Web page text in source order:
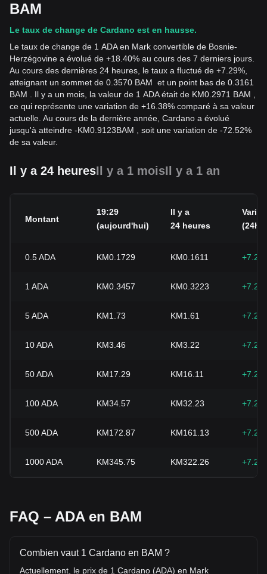
BAM
Le taux de change de Cardano est en hausse.
Le taux de change de 1 ADA en Mark convertible de Bosnie-
Herzégovine a évolué de +18.40% au cours des 7 derniers jours.
Au cours des dernières 24 heures, le taux a fluctué de +7.29%,
atteignant un sommet de 0.3570 BAM et un point bas de 0.3161
BAM . Il y a un mois, la valeur de 1 ADA était de KM0.2971 BAM ,
ce qui représente une variation de +16.38% comparé à sa valeur
actuelle. Au cours de la dernière année, Cardano a évolué
jusqu'à atteindre -KM0.9123BAM , soit une variation de -72.52%
de sa valeur.
Il y a 24 heuresIl y a 1 moisIl y a 1 an
Montant
19:29
(aujourd'hui)
Il y a
24 heures
(24h)
0.5ADA KM0.1729 KM0.1611
1 ADA KM0.3457 KM0.3223
5ADA KM1.73 KM1.61
10ADA KM3.46 KM3.22
50ADA KM17.29 KM16.11
100ADA KM34.57 KM32.23
500ADA KM172.87 KM161.13
1000ADA KM345.75 KM322.26
FAQ – ADA en BAM
Combien vaut 1 Cardano en BAM ?
Actuellement, le prix de 1 Cardano (ADA) en Mark